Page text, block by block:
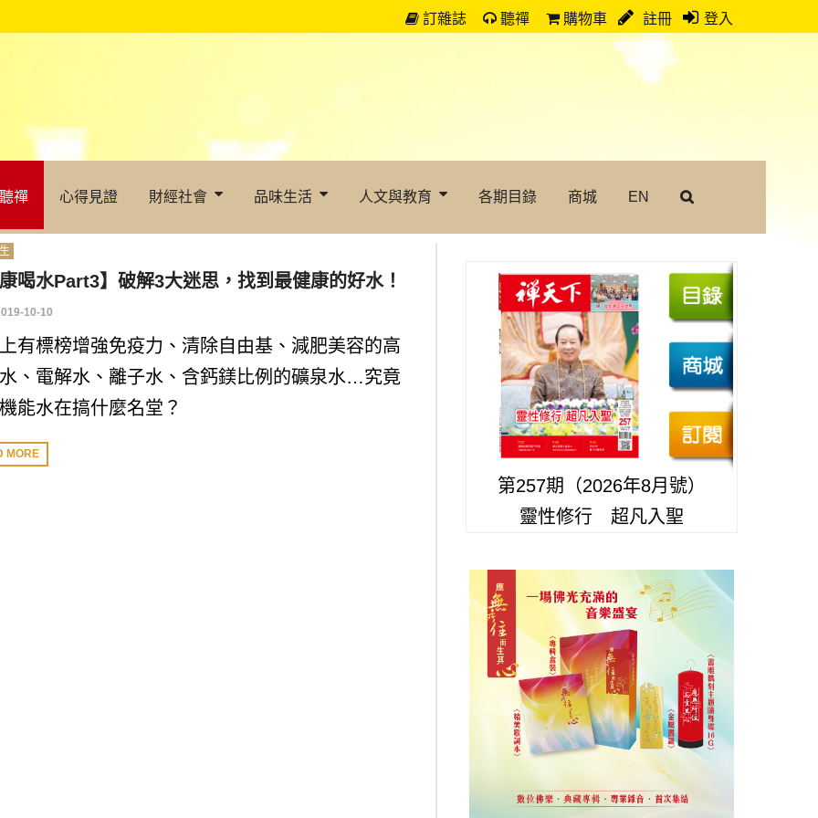
訂雜誌 聽禪 購物車 註冊 登入
聽禪 心得見證 財經社會 品味生活 人文與教育 各期目錄 商城 EN
喝水Part3】破解3大迷思，找到最健康的好水！
10-10
有標榜增強免疫力、清除自由基、減肥美容的高
、電解水、離子水、含鈣鎂比例的礦泉水…究竟
能水在搞什麼名堂？
MORE
第257期（2026年8月號）
靈性修行 超凡入聖